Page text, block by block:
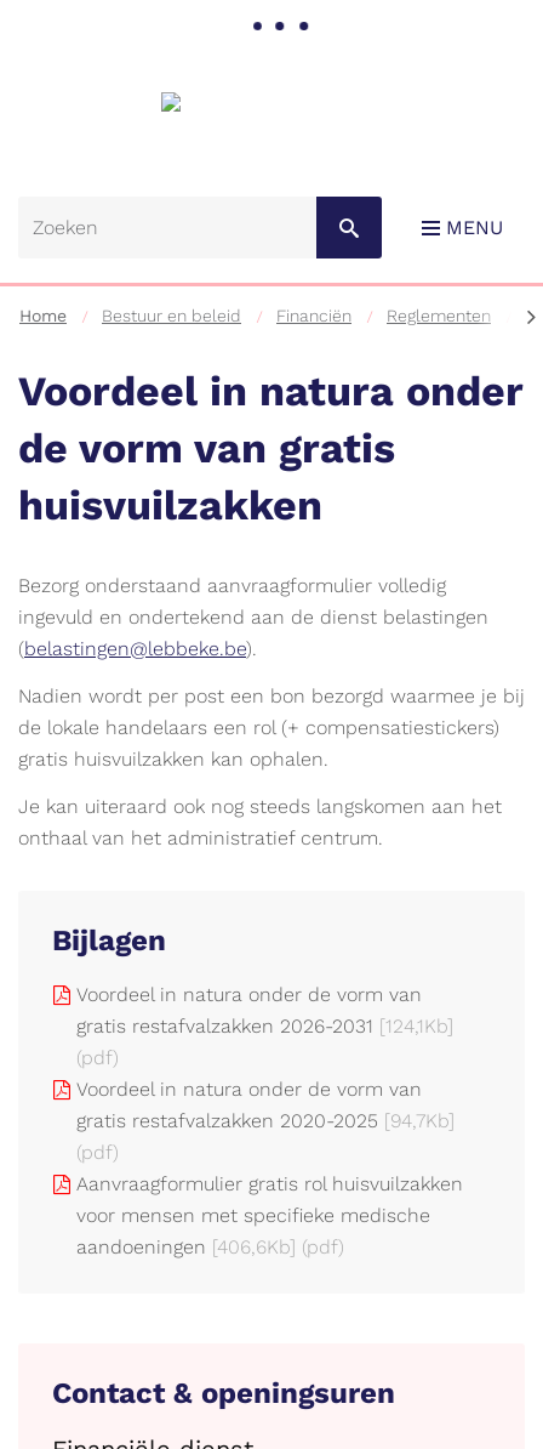
Naar
content
MENU
Home Bestuur en beleid Financiën Reglementen
Voordeel in natura onder
de vorm van gratis
huisvuilzakken
Bezorg onderstaand aanvraagformulier volledig
ingevuld en ondertekend aan de dienst belastingen
(belastingen@lebbeke.be).
Nadien wordt per post een bon bezorgd waarmee je bij
de lokale handelaars een rol (+ compensatiestickers)
gratis huisvuilzakken kan ophalen.
Je kan uiteraard ook nog steeds langskomen aan het
onthaal van het administratief centrum.
Bijlagen
Voordeel in natura onder de vorm van
gratis restafvalzakken 2026-2031 [124,1Kb]
(pdf)
Voordeel in natura onder de vorm van
gratis restafvalzakken 2020-2025 [94,7Kb]
(pdf)
Aanvraagformulier gratis rol huisvuilzakken
voor mensen met specifieke medische
aandoeningen [406,6Kb] (pdf)
Contact & openingsuren